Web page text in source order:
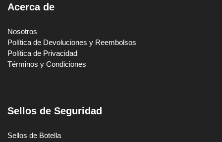
Acerca de
Nosotros
Política de Devoluciones y Reembolsos
Política de Privacidad
Términos y Condiciones
Sellos de Seguridad
Sellos de Botella